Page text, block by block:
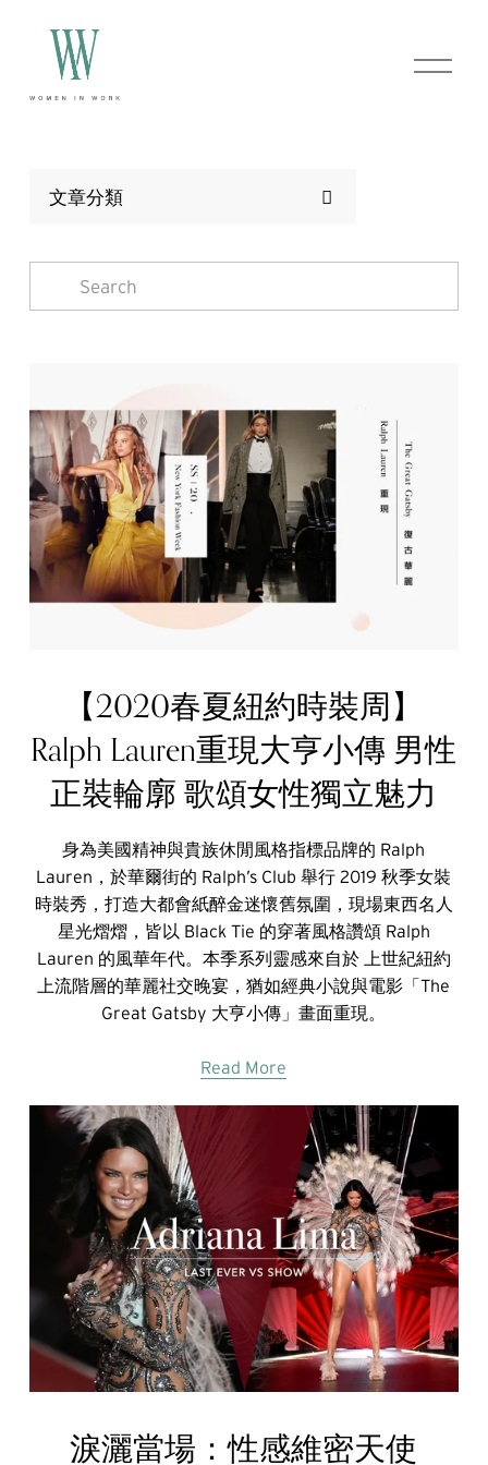
O
p
文章分類
【2020春夏紐約時裝周】
Ralph Lauren重現大亨小傳 男性
正裝輪廓 歌頌女性獨立魅力
身為美國精神與貴族休閒風格指標品牌的 Ralph
Lauren，於華爾街的 Ralph’s Club 舉行 2019 秋季女裝
時裝秀，打造大都會紙醉金迷懷舊氛圍，現場東西名人
星光熠熠，皆以 Black Tie 的穿著風格讚頌 Ralph
Lauren 的風華年代。本季系列靈感來自於 上世紀紐約
上流階層的華麗社交晚宴，猶如經典小說與電影「The
Great Gatsby 大亨小傳」畫面重現。
Read More
淚灑當場：性感維密天使